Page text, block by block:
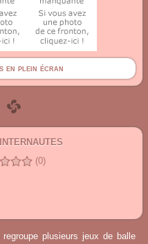
en plein écran
(0)
plusieurs jeux de balle